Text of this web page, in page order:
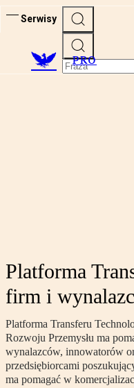
Serwisy
PRO
Platforma
firm i
Platforma Transferu
Rozwoju Przemysłu ma
wynalazców, innowatorów
przedsiębiorcami
ma pomagać w